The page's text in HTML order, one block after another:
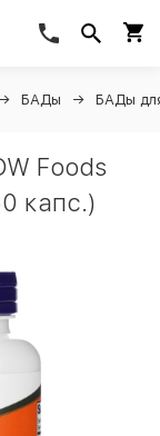
БАДы БАДы
Foods
капс.)